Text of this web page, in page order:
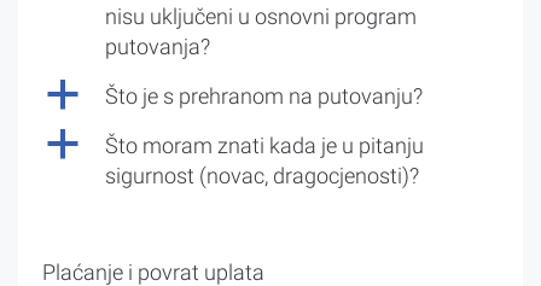
nisu uključeni u osnovni program
putovanja?
a Što je s prehranom na putovanju?
a
Što moram znati kada je u pitanju
sigurnost (novac, dragocjenosti)?
Plaćanje i povrat uplata